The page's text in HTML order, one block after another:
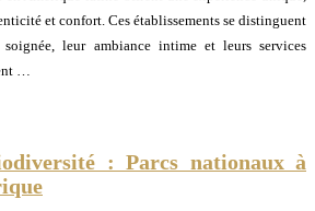
et confort. Ces établissements se distinguent
leur ambiance intime et leurs services
…
: Parcs nationaux à